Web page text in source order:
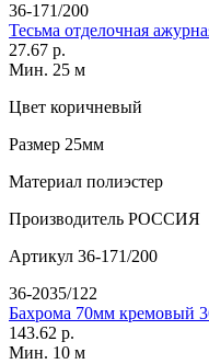
36-171/200
Тесьма отделочная
27.67 р.
Мин. 25 м
Цвет коричневый
Размер 25мм
Материал полиэстер
Производитель РОССИЯ
Артикул 36-171/200
36-2035/122
Бахрома 70мм кремовый
143.62 р.
Мин. 10 м